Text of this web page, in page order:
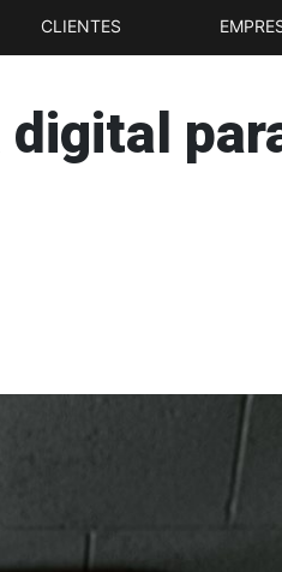
CLIENTES